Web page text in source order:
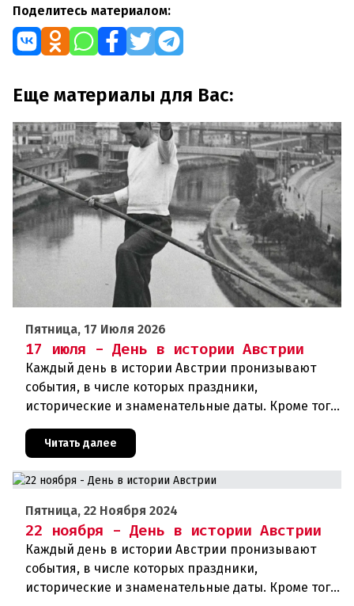
Поделитесь материалом:
Еще материалы для Вас:
Пятница, 17 Июля 2026
17 июля - День в истории Австрии
Каждый день в истории Австрии пронизывают
события, в числе которых праздники,
исторические и знаменательные даты. Кроме того
дни рождения различных деятелей страны, а
также дни их смерти. Что же произ
Читать далее
Пятница, 22 Ноября 2024
22 ноября - День в истории Австрии
Каждый день в истории Австрии пронизывают
события, в числе которых праздники,
исторические и знаменательные даты. Кроме того